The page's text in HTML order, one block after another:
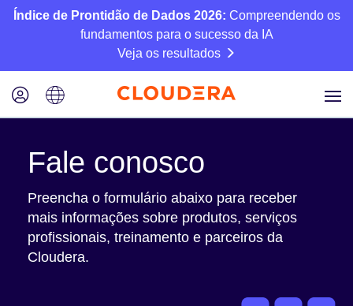
Índice de Prontidão de Dados 2026: Compreendendo os
fundamentos para o sucesso da IA
Veja os resultados
Fale conosco
Preencha o formulário abaixo para receber
mais informações sobre produtos, serviços
profissionais, treinamento e parceiros da
Cloudera.